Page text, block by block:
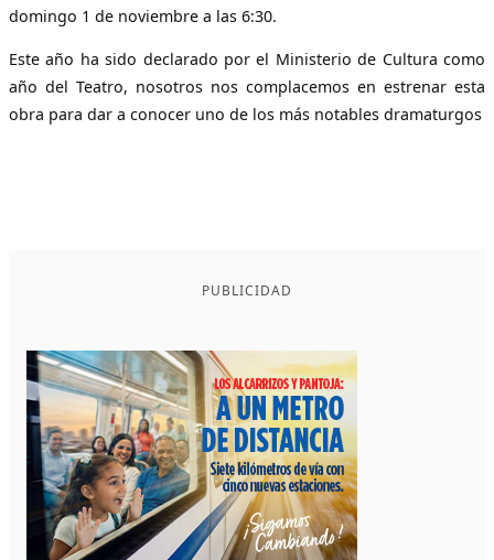
domingo 1 de noviembre a las 6:30.
Este año ha sido declarado por el Ministerio de Cultura como
año del Teatro, nosotros nos complacemos en estrenar esta
obra para dar a conocer uno de los más notables dramaturgos
PUBLICIDAD